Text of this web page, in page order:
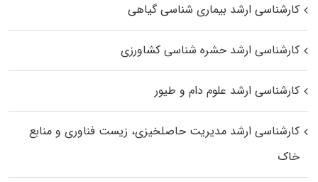
کارشناسی ارشد بیماری‌ شناسی گیاهی
کارشناسی ارشد حشره‌ شناسی کشاورزی
کارشناسی ارشد علوم دام و طیور
کارشناسی ارشد مدیریت حاصلخیزی، زیست فناوری و منابع
خاک